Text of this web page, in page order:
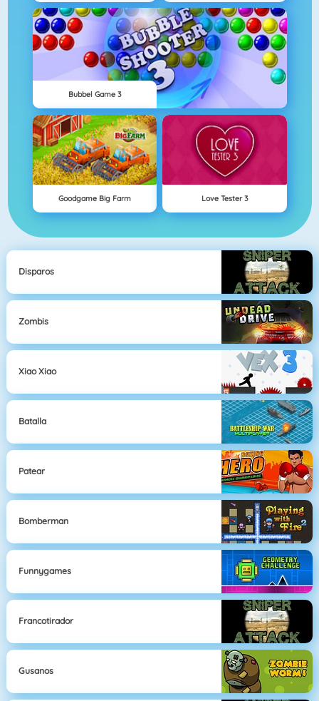
Bubbel Game 3
Goodgame Big Farm Love Tester 3
Disparos
Zombis
Xiao Xiao
Batalla
Patear
Bomberman
Funnygames
Francotirador
Gusanos